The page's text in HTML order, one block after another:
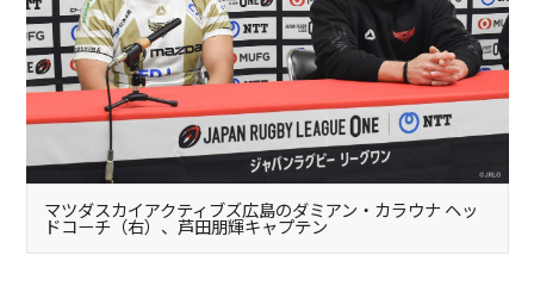
マツダスカイアクティブズ広島のダミアン・カラウナ ヘッ
ドコーチ（右）、芦田朋輝キャプテン